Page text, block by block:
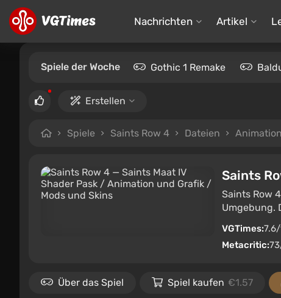
Nachrichten Artikel
Spiele der Woche Gothic 1 Remake
Erstellen
Spiele Saints Row 4 Dateien
Saints
Saints Row
Umgebung.
VGTimes:
Metacritic:
Über das Spiel Spiel kaufen €1.57